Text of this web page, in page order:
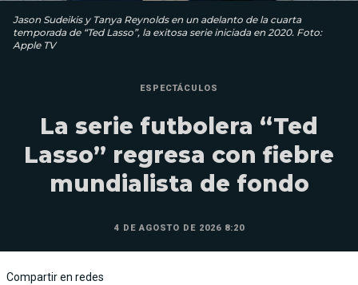
Jason Sudeikis y Tanya Reynolds en un adelanto de la cuarta
temporada de “Ted Lasso”, la exitosa serie iniciada en 2020. Foto:
Apple TV
ESPECTÁCULOS
La serie futbolera “Ted
Lasso” regresa con fiebre
mundialista de fondo
4 DE AGOSTO DE 2026 8:20
Compartir en redes